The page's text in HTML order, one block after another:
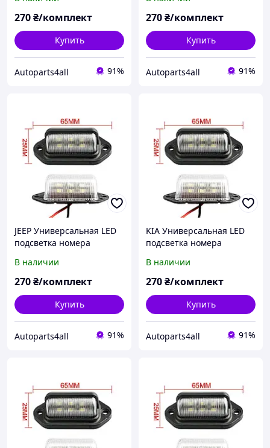
светодиодная фонарь
номерного знаку диодная
270₴/комплект
Купить
Autoparts4all 91%
светодиодная фонарь
номерного знаку диодная
270₴/комплект
Купить
Autoparts4all 91%
JEEP Универсальная LED
подсветка номера
светодиодная фонарь
номерного знаку диодная
В наличии
270₴/комплект
Купить
Autoparts4all 91%
KIA Универсальная LED
подсветка номера
светодиодная фонарь
номерного знаку диодная
В наличии
270₴/комплект
Купить
Autoparts4all 91%